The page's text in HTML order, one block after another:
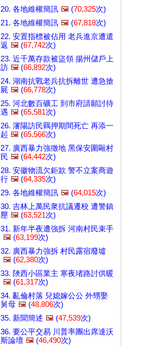
20. 各地維權簡訊 🖼️ (70,325次)
21. 各地維權簡訊 🖼️ (67,818次)
22. 安置指標被佔用 老兵進京遭遣
返 🖼️ (67,742次)
23. 近千萬存款被盜領 揚州儲戶上
訪 🖼️ (66,892次)
24. 湖南抗戰老兵抗拆離世 遭急搶
屍 🖼️ (66,778次)
25. 河北數百礦工 到市府請願討待
遇 🖼️ (65,581次)
26. 瀋陽訪民羈押期間死亡 再添一
起 🖼️ (65,566次)
27. 廣西暴力強徵地 黑保安圍毆村
民 🖼️ (64,442次)
28. 安徽物流欠鉅款 警不立案商遊
行 🖼️ (64,335次)
29. 各地維權簡訊 🖼️ (64,015次)
30. 吉林上萬民衆抗議遷校 遭警鎮
壓 🖼️ (63,521次)
31. 新年半夜遭強拆 河南村民束手
🖼️ (63,199次)
32. 廣西暴力強拆 村民露宿廢墟
🖼️ (62,380次)
33. 陜西小區業主 寒夜堵路討供暖
🖼️ (61,317次)
34. 亂倫村落 兒媳嫁公公 外甥娶
舅母 🖼️ (48,806次)
35. 新聞簡述 🖼️ (47,539次)
36. 要公平交易 川普率團出席達沃
斯論壇 🖼️ (46,490次)